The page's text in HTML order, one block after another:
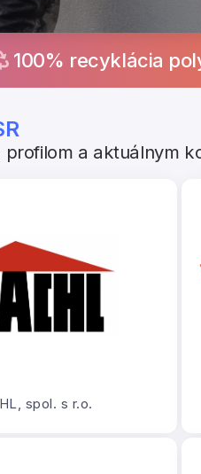
polystyrénu
profilom a aktuálnym
spol. s r.o.